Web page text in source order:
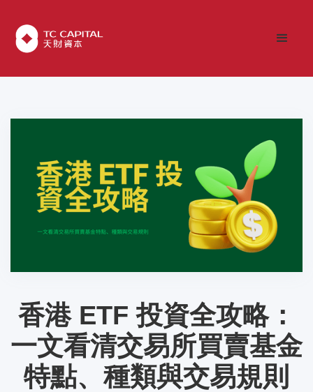
香港 ETF 投資全攻略：
一文看清交易所買賣基金
特點、種類與交易規則